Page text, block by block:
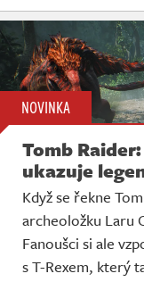
NOVINKA
Tomb
ukazuje
Když se řekne
archeoložku Laru
Fanoušci si ale
s T-Rexem, který